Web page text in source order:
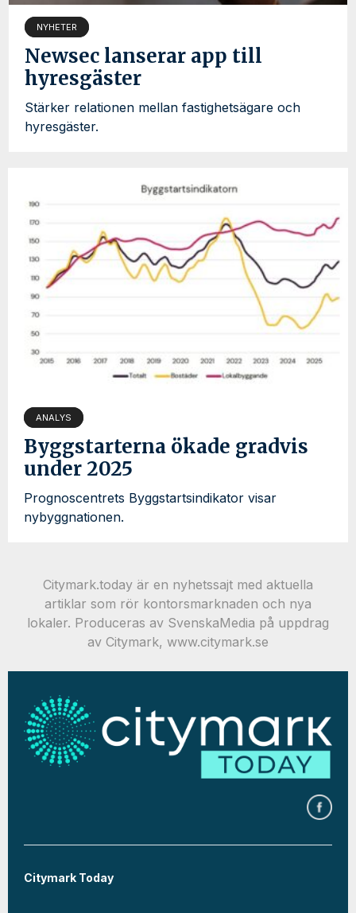
NYHETER
Newsec lanserar app till
hyresgäster
Stärker relationen mellan fastighetsägare och
hyresgäster.
ANALYS
Byggstarterna ökade gradvis
under 2025
Prognoscentrets Byggstartsindikator visar
nybyggnationen.
Citymark.today är en nyhetssajt med aktuella
artiklar som rör kontorsmarknaden och nya
lokaler. Produceras av SvenskaMedia på uppdrag
av Citymark, www.citymark.se
Citymark Today